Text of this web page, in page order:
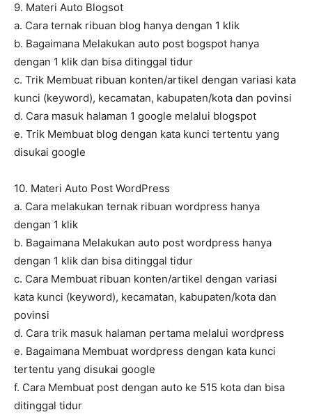
9. Materi Auto Blogsot
a. Cara ternak ribuan blog hanya dengan 1 klik
b. Bagaimana Melakukan auto post bogspot hanya
dengan 1 klik dan bisa ditinggal tidur
c. Trik Membuat ribuan konten/artikel dengan variasi kata
kunci (keyword), kecamatan, kabupaten/kota dan povinsi
d. Cara masuk halaman 1 google melalui blogspot
e. Trik Membuat blog dengan kata kunci tertentu yang
disukai google
10. Materi Auto Post WordPress
a. Cara melakukan ternak ribuan wordpress hanya
dengan 1 klik
b. Bagaimana Melakukan auto post wordpress hanya
dengan 1 klik dan bisa ditinggal tidur
c. Cara Membuat ribuan konten/artikel dengan variasi
kata kunci (keyword), kecamatan, kabupaten/kota dan
povinsi
d. Cara trik masuk halaman pertama melalui wordpress
e. Bagaimana Membuat wordpress dengan kata kunci
tertentu yang disukai google
f. Cara Membuat post dengan auto ke 515 kota dan bisa
ditinggal tidur